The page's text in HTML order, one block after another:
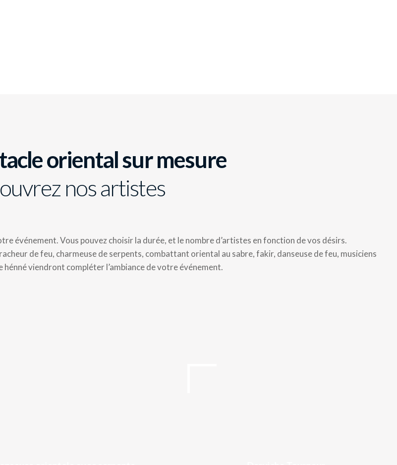
oriental sur mesure
nos artistes
événement. Vous pouvez choisir la durée, et le nombre d’artistes en fonction de vos désirs.
de feu, charmeuse de serpents, combattant oriental au sabre, fakir, danseuse de feu, musiciens
viendront compléter l’ambiance de votre événement.